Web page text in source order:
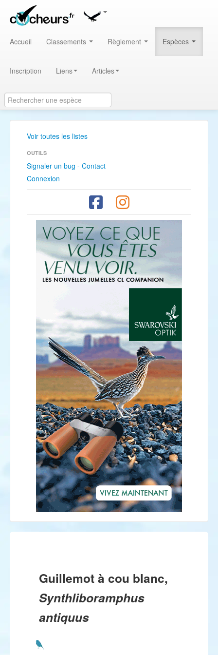
Accueil Classements Règlement Espèces
Inscription Liens Articles
Voir toutes les listes
OUTILS
Signaler un bug - Contact
Connexion
Guillemot à cou blanc,
Synthliboramphus
antiquus